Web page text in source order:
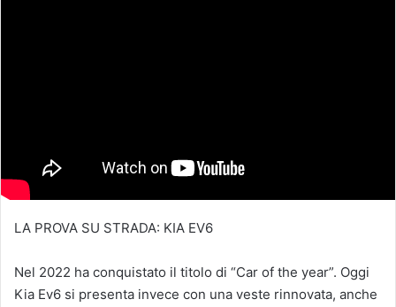
LA PROVA SU STRADA: KIA EV6
Nel 2022 ha conquistato il titolo di “Car of the year”. Oggi
Kia Ev6 si presenta invece con una veste rinnovata, anche